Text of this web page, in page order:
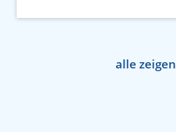
alle zeigen